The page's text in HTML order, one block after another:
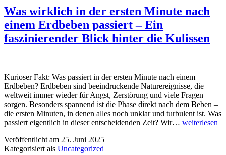
wirklich
gegen
Laktoseintoleranz
helfen!
Was wirklich in der ersten Minute nach
einem Erdbeben passiert – Ein
faszinierender Blick hinter die Kulissen
Kurioser Fakt: Was passiert in der ersten Minute nach einem
Erdbeben? Erdbeben sind beeindruckende Naturereignisse, die
weltweit immer wieder für Angst, Zerstörung und viele Fragen
sorgen. Besonders spannend ist die Phase direkt nach dem Beben –
die ersten Minuten, in denen alles noch unklar und turbulent ist. Was
passiert eigentlich in dieser entscheidenden Zeit? Wir… Was
weiterlesen
Veröffentlicht am 25. Juni 2025
Kategorisiert als Uncategorized